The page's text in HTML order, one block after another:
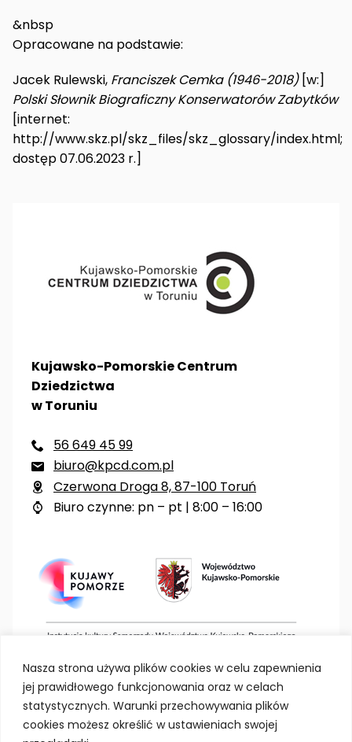
Nasza strona używa plików cookies w celu zapewnienia
jej prawidłowego funkcjonowania oraz w celach
statystycznych. Warunki przechowywania plików
cookies możesz określić w ustawieniach swojej
&nbsp
Opracowane na podstawie:
Jacek Rulewski, Franciszek Cemka (1946-2018)[w:]
Polski Słownik Biograficzny Konserwatorów Zabytków
[internet:
http://www.skz.pl/skz_files/skz_glossary/index.html;
dostęp 07.06.2023 r.]
Kujawsko-Pomorskie Centrum
Dziedzictwa
w Toruniu
 56 649 45 99
 biuro@kpcd.com.pl
 Czerwona Droga 8, 87-100 Toruń
 Biuro czynne: pn – pt | 8:00 – 16:00